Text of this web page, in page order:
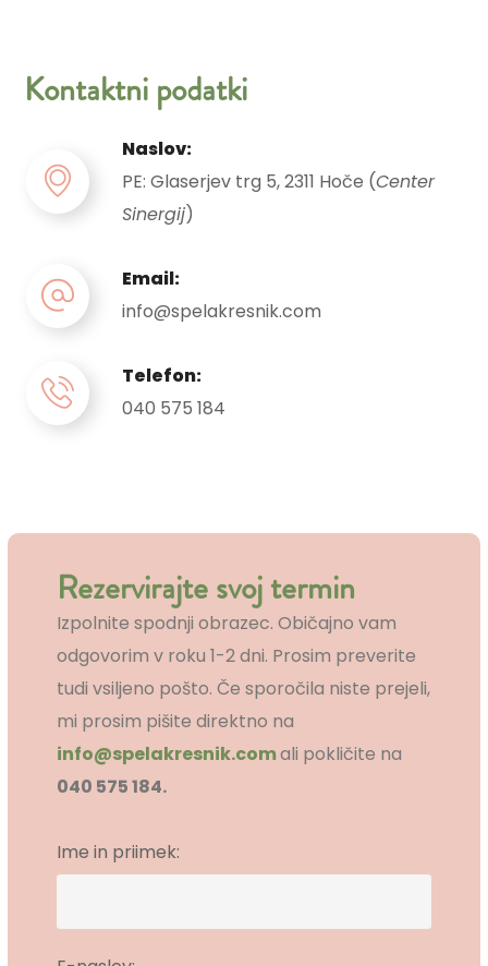
Kontaktni podatki
Naslov:
PE: Glaserjev trg 5, 2311 Hoče (Center
Sinergij)
Email:
info@spelakresnik.com
Telefon:
040 575 184
Rezervirajte svoj termin
Izpolnite spodnji obrazec. Običajno vam
odgovorim v roku 1-2 dni. Prosim preverite
tudi vsiljeno pošto. Če sporočila niste prejeli,
mi prosim pišite direktno na
info@spelakresnik.comali pokličite na
040 575 184.
Ime in priimek: